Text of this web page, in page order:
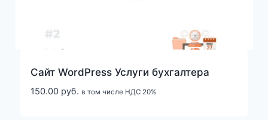
Cайт WordPress Услуги бухгалтера
150.00 руб. в том числе НДС 20%